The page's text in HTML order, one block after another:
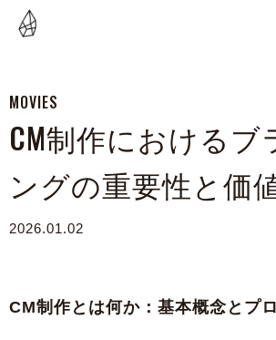
MOVIES
CM制作におけるブ
ングの重要性と価
2026.01.02
CM制作とは何か：基本概念とプ